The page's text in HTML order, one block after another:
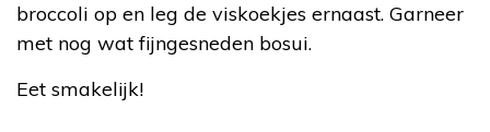
broccoli op en leg de viskoekjes ernaast. Garneer
met nog wat fijngesneden bosui.
Eet smakelijk!